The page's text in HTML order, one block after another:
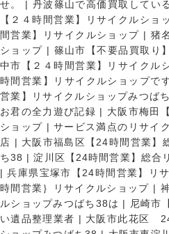
せ。
| 丹波篠山で高価買取してい
【２４時間営業】リサイクルショ
間営業】リサイクルショップ | 猪
ショップ | 篠山市【不要品買取り
中市【２４時間営業】リサイクル
時間営業】リサイクルショップです
営業】リサイクルショップみつば
お君の全力遊び記録 | 大阪市梅田
ショップ |サービス満点のリサイ
店 | 大阪市福島区【24時間営業】
ち38 |淀川区【24時間営業】総合
|兵庫県宝塚市【24時間営業】リ
時間営業｝リサイクルショップ |
ルショップみつばち38は |
尼崎市
い遺品整理業者 | 大阪市此花区